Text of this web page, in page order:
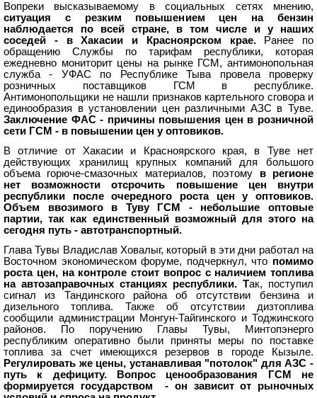
Вопреки высказываемому в социальных сетях мнению,
ситуация с резким повышением цен на бензин
наблюдается по всей стране, в том числе и у наших
соседей - в Хакасии и Красноярском крае.Ранее по
обращению Службы по тарифам республики, которая
ежедневно мониторит цены на рынке ГСМ, антимонопольная
служба - УФАС по Республике Тыва провела проверку
розничных поставщиков ГСМ в республике.
Антимонопольщики не нашли признаков картельного сговора и
единообразия в установлении цен различными АЗС в Туве.
Заключение ФАС - причины повышения цен в розничной
сети ГСМ - в повышении цен у оптовиков.
В отличие от Хакасии и Красноярского края, в Туве нет
действующих хранилищ крупных компаний для большого
объема горюче-смазочных материалов, поэтому в регионе
нет возможности отсрочить повышение цен внутри
республики после очередного роста цен у оптовиков.
Объем ввозимого в Туву ГСМ - небольшие оптовые
партии, так как единственный возможный для этого на
сегодня путь - автотранспортный.
Глава Тувы Владислав Ховалыг, который в эти дни работал на
Восточном экономическом форуме, подчеркнул, что помимо
роста цен, на контроле стоит вопрос с наличием топлива
на автозаправочных станциях республики. Так, поступил
сигнал из Тандинского района об отсутствии бензина и
дизельного топлива. Также об отсутствии дизтоплива
сообщили администрации Монгун-Тайгинского и Тоджинского
районов. По поручению Главы Тувы, Минтопэнерго
республиким оперативно были приняты меры по поставке
топлива за счет имеющихся резервов в городе Кызыле.
Регулировать же цены, устанавливая "потолок" для АЗС -
путь к дефициту. Вопрос ценообразования ГСМ не
формируется государством - он зависит от рыночных